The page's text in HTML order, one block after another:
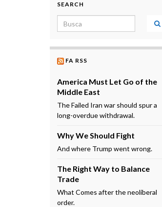
SEARCH
Search for:
FA RSS
America Must Let Go of the
Middle East
The Failed Iran war should spur a
long-overdue withdrawal.
Why We Should Fight
And where Trump went wrong.
The Right Way to Balance
Trade
What Comes after the neoliberal
order.